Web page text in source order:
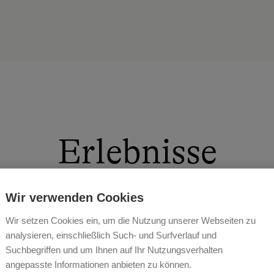
Erlebnisse
sind die wahren Stars unseres Hofes und bieten
gekuschelt und bei geführten Ponywanderungen
die freundlichen Miniponys bürstet, pflegt und
Wir verwenden Cookies
Wir setzen Cookies ein, um die Nutzung unserer Webseiten zu
analysieren, einschließlich Such- und Surfverlauf und
Suchbegriffen und um Ihnen auf Ihr Nutzungsverhalten
angepasste Informationen anbieten zu können.